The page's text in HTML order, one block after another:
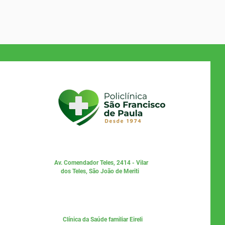
Av. Comendador Teles, 2414 - Vilar
dos Teles, São João de Meriti
Clínica da Saúde familiar Eireli